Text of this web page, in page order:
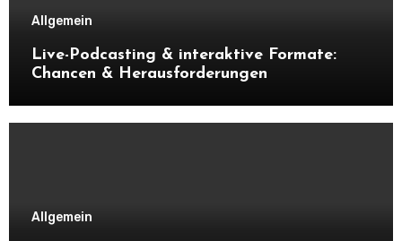
Allgemein
Live-Podcasting & interaktive Formate:
Chancen & Herausforderungen
Allgemein